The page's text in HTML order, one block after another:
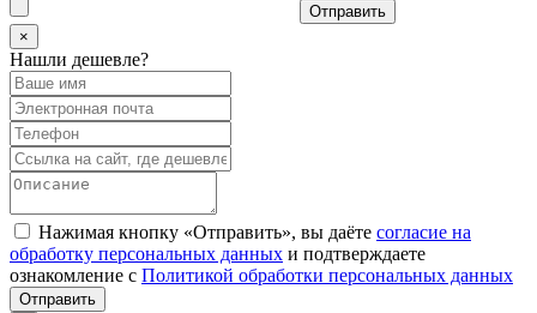
Отправить
×
Нашли дешевле?
Нажимая кнопку «Отправить», вы даёте согласие на
обработку персональных данных и подтверждаете
ознакомление с Политикой обработки персональных данных